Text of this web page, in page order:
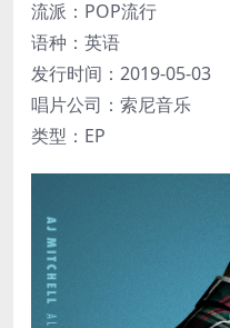
流派：POP流行
语种：英语
发行时间：2019-05-03
唱片公司：索尼音乐
类型：EP